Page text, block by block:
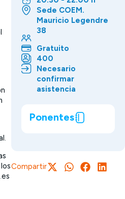
Sede COEM.
Mauricio Legendre
38
Gratuito
400
Necesario
confirmar
asistencia
Ponentes
Compartir